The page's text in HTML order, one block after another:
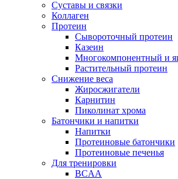
Суставы и связки
Коллаген
Протеин
Сывороточный протеин
Казеин
Многокомпонентный и
Растительный протеин
Снижение веса
Жиросжигатели
Карнитин
Пиколинат хрома
Батончики и напитки
Напитки
Протеиновые батончики
Протеиновые печенья
Для тренировки
BCAA